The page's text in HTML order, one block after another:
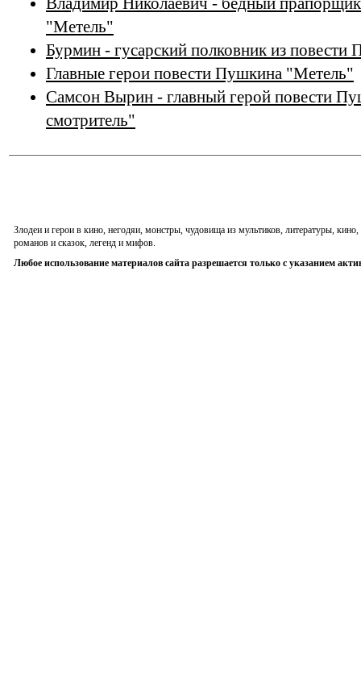
"Метель"
Бурмин - гусарский полковник из
Главные герои повести Пушкина "Метель"
Самсон Вырин - главный герой повести
смотритель"
Злодеи и герои в кино, негодяи, монстры, чудовища из мультиков, литературы,
романов и сказок, легенд и мифов.
Любое использование материалов сайта разрешается только с указанием